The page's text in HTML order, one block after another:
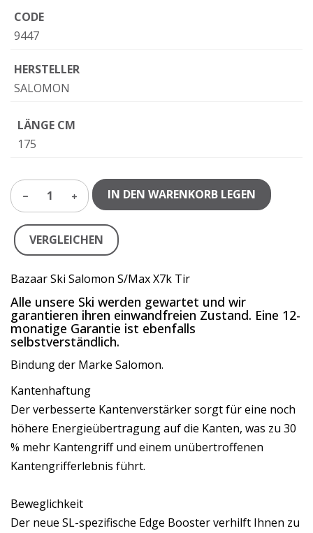
CODE
9447
HERSTELLER
SALOMON
LÄNGE CM
175
1 IN DEN WARENKORB LEGEN
VERGLEICHEN
Bazaar Ski Salomon S/Max X7k Tir
Alle unsere Ski werden gewartet und wir
garantieren ihren einwandfreien Zustand. Eine 12-
monatige Garantie ist ebenfalls
selbstverständlich.
Bindung der Marke Salomon.
Kantenhaftung
Der verbesserte Kantenverstärker sorgt für eine noch
höhere Energieübertragung auf die Kanten, was zu 30
% mehr Kantengriff und einem unübertroffenen
Kantengrifferlebnis führt.
Beweglichkeit
Der neue SL-spezifische Edge Booster verhilft Ihnen zu